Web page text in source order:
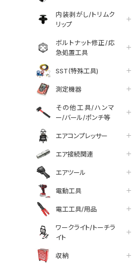
内装剥がし/トリムク
リップ
ボルトナット修正/応
急処置工具
SST(特殊工具)
測定機器
その他工具/ハンマ
ー/バール/ポンチ等
エアコンプレッサー
エア接続関連
エアツール
電動工具
電工工具/用品
ワークライト/トーチラ
イト
収納
facebook
line